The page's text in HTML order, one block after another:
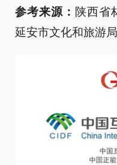
参考来源： 陕西省
延安市文化和旅游